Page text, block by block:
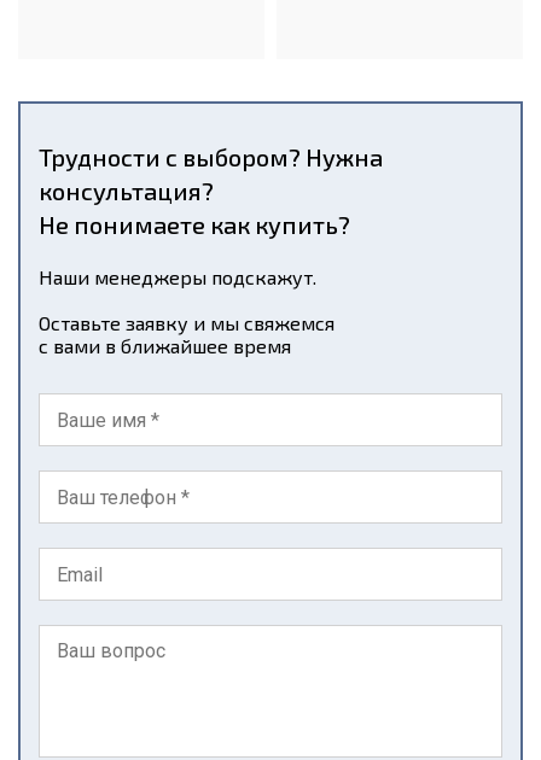
Трудности с выбором? Нужна
консультация?
Не понимаете как купить?
Наши менеджеры подскажут.
Оставьте заявку и мы свяжемся
с вами в ближайшее время